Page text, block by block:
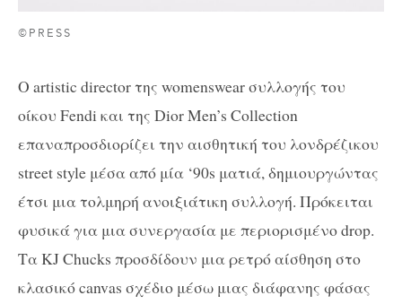
©PRESS
Ο artistic director της womenswear συλλογής του
οίκου Fendi και της Dior Men’s Collection
επαναπροσδιορίζει την αισθητική του λονδρέζικου
street style μέσα από μία ‘90s ματιά, δημιουργώντας
έτσι μια τολμηρή ανοιξιάτικη συλλογή. Πρόκειται
φυσικά για μια συνεργασία με περιορισμένο drop.
Τα KJ Chucks προσδίδουν μια ρετρό αίσθηση στο
κλασικό canvas σχέδιο μέσω μιας διάφανης φάσας